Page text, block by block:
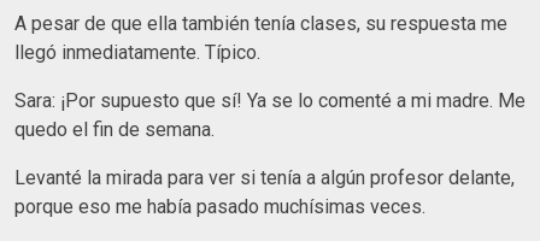
A pesar de que ella también tenía clases, su respuesta me
llegó inmediatamente. Típico.
Sara: ¡Por supuesto que sí! Ya se lo comenté a mi madre. Me
quedo el fin de semana.
Levanté la mirada para ver si tenía a algún profesor delante,
porque eso me había pasado muchísimas veces.